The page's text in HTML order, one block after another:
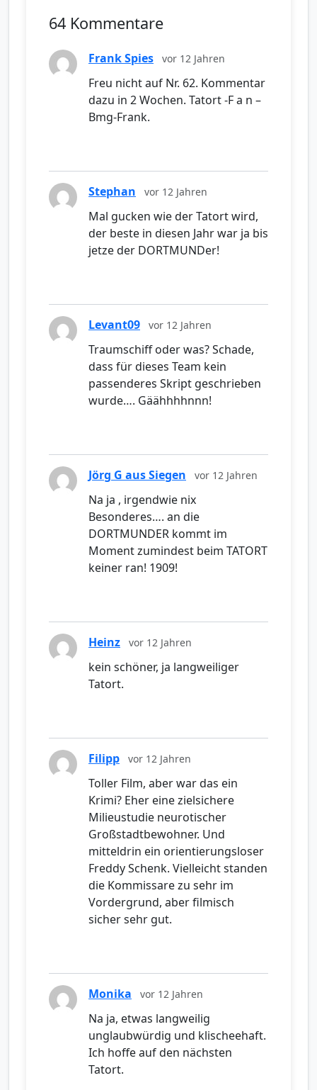
64 Kommentare
Frank Spies vor 12 Jahren
Freu nicht auf Nr. 62. Kommentar
dazu in 2 Wochen. Tatort -F a n –
Bmg-Frank.
Stephan vor 12 Jahren
Mal gucken wie der Tatort wird,
der beste in diesen Jahr war ja bis
jetze der DORTMUNDer!
Levant09 vor 12 Jahren
Traumschiff oder was? Schade,
dass für dieses Team kein
passenderes Skript geschrieben
wurde…. Gäähhhhnnn!
Jörg G aus Siegen vor 12 Jahren
Na ja , irgendwie nix
Besonderes…. an die
DORTMUNDER kommt im
Moment zumindest beim TATORT
keiner ran! 1909!
Heinz vor 12 Jahren
kein schöner, ja langweiliger
Tatort.
Filipp vor 12 Jahren
Toller Film, aber war das ein
Krimi? Eher eine zielsichere
Milieustudie neurotischer
Großstadtbewohner. Und
mitteldrin ein orientierungsloser
Freddy Schenk. Vielleicht standen
die Kommissare zu sehr im
Vordergrund, aber filmisch
sicher sehr gut.
Monika vor 12 Jahren
Na ja, etwas langweilig
unglaubwürdig und klischeehaft.
Ich hoffe auf den nächsten
Tatort.